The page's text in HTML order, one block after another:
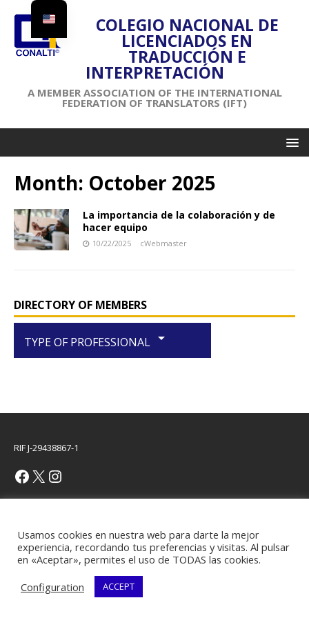
COLEGIO NACIONAL DE
LICENCIADOS EN
TRADUCCIÓN E
INTERPRETACIÓN
A MEMBER ASSOCIATION OF THE INTERNATIONAL
FEDERATION OF TRANSLATORS (IFT)
Month: October 2025
La importancia de la colaboración y de
hacer equipo
10/22/2025 cWebmaster
DIRECTORY OF MEMBERS
TYPE OF PROFESSIONAL arrow_drop_down
RIF J-29438867-1
Usamos cookies en nuestra web para darte la mejor
experiencia, recordando tus preferencias y visitas. Al pulsar
en «Aceptar», permites el uso de TODAS las cookies.
Configuration
ACCEPT